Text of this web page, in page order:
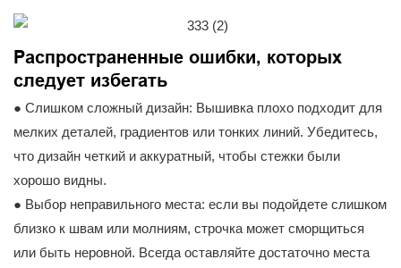
Распространенные ошибки, которых
следует избегать
● Слишком сложный дизайн: Вышивка плохо подходит для
мелких деталей, градиентов или тонких линий. Убедитесь,
что дизайн четкий и аккуратный, чтобы стежки были
хорошо видны.
● Выбор неправильного места: если вы подойдете слишком
близко к швам или молниям, строчка может сморщиться
или быть неровной. Всегда оставляйте достаточно места